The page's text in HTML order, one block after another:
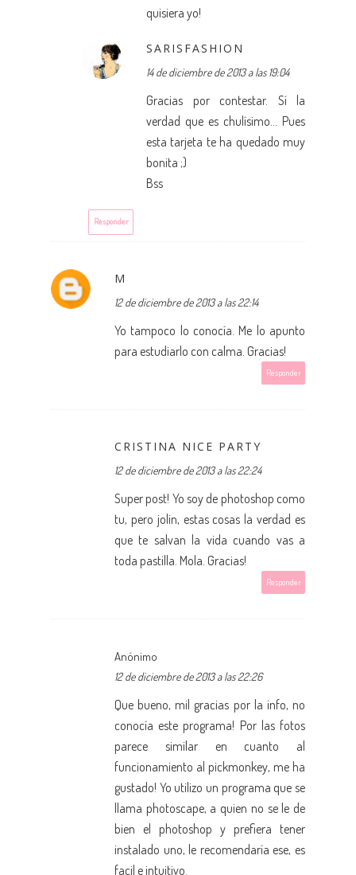
quisiera yo!
SARISFASHION
14 de diciembre de 2013 a las 19:04
Gracias por contestar. Sí la
verdad que es chulísimo... Pues
esta tarjeta te ha quedado muy
bonita ;)
Bss
Responder
M
12 de diciembre de 2013 a las 22:14
Yo tampoco lo conocía. Me lo apunto
para estudiarlo con calma. Gracias!
Responder
CRISTINA NICE PARTY
12 de diciembre de 2013 a las 22:24
Super post! Yo soy de photoshop como
tu, pero jolin, estas cosas la verdad es
que te salvan la vida cuando vas a
toda pastilla. Mola. Gracias!
Responder
Anónimo
12 de diciembre de 2013 a las 22:26
Que bueno, mil gracias por la info, no
conocía este programa! Por las fotos
parece similar en cuanto al
funcionamiento al pickmonkey, me ha
gustado! Yo utilizo un programa que se
llama photoscape, a quien no se le de
bien el photoshop y prefiera tener
instalado uno, le recomendaría ese, es
facil e intuitivo.